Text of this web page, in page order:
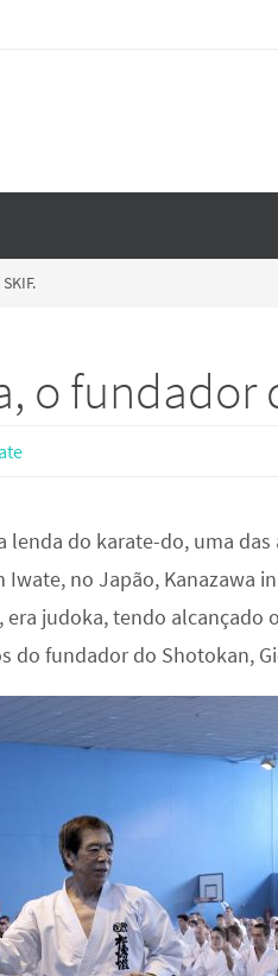
o fundador
lenda do karate-do, uma
Iwate, no Japão, Kanazawa
judoka, tendo alcançado
fundador do Shotokan,